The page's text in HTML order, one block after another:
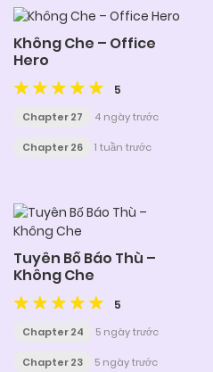
Không Che – Office
Hero
5
Chapter 27 4 ngày trước
Chapter 26 1 tuần trước
Tuyên Bố Báo Thù –
Không Che
5
Chapter 24 5 ngày trước
Chapter 23 5 ngày trước